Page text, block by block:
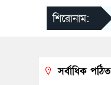
শিরোনাম:
সর্বাধিক পঠিত